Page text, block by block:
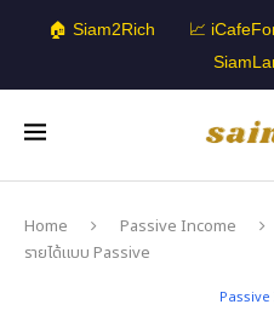
🏠 Siam2Rich 📈
Home Passive Income
รายได้แบบ Passive